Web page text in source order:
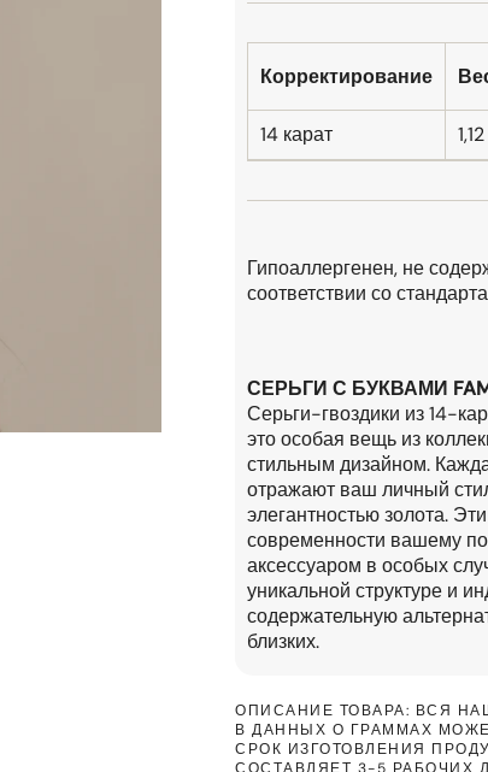
Корректирование
14 карат
Гипоаллергенен, не
соответствии со
СЕРЬГИ С БУКВАМИ
Серьги-гвоздики из 14-
это особая вещь из
стильным дизайном.
отражают ваш личный
элегантностью золота.
современности вашему
аксессуаром в особых
уникальной структуре и
содержательную
близких.
ОПИСАНИЕ ТОВАРА: ВСЯ
В ДАННЫХ О ГРАММАХ
СРОК ИЗГОТОВЛЕНИЯ